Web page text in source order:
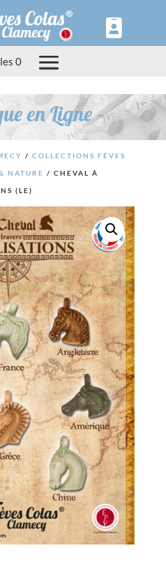

0
en Ligne –
/ COLLECTIONS FÈVES
NATURE / CHEVAL À
(LE)